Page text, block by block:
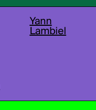
Yann
Lambiel